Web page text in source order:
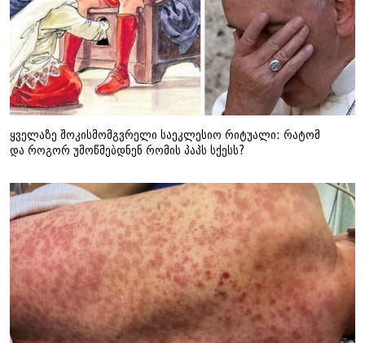
ყველაზე შოკისმომგვრელი საეკლესიო რიტუალი: რატომ
და როგორ უმოწმებდნენ რომის პაპს სქესს?